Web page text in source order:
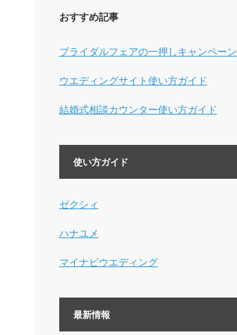
おすすめ記事
ブライダルフェアの一押しキャンペーン
ウエディングサイト使い方ガイド
結婚式相談カウンター使い方ガイド
使い方ガイド
ゼクシィ
ハナユメ
マイナビウエディング
最新情報